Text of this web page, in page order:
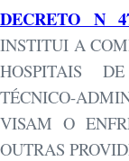
DECRETO N
INSTITUI A
HOSPITAIS
TÉCNICO-
VISAM O
OUTRAS